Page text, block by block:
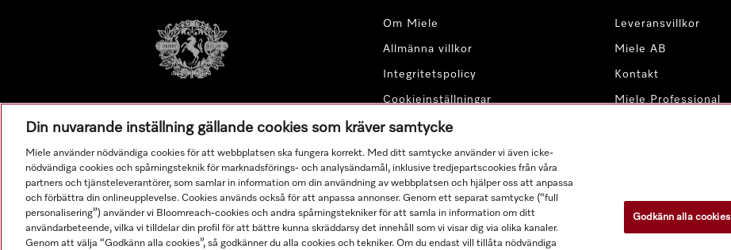
Om Miele
Allmänna villkor
Integritetspolicy
Cookieinställningar
Leveransvillkor
Miele AB
Kontakt
Miele Professional
Alla produktpriser är exklusive moms.
Din nuvarande inställning gällande cookies som kräver samtycke
Miele använder nödvändiga cookies för att webbplatsen ska fungera korrekt. Med ditt samtycke använder vi även icke-
nödvändiga cookies och spårningsteknik för marknadsförings- och analysändamål, inklusive tredjepartscookies från våra
partners och tjänsteleverantörer, som samlar in information om din användning av webbplatsen och hjälper oss att anpassa
och förbättra din onlineupplevelse. Cookies används också för att anpassa annonser. Genom ett separat samtycke (“full
personalisering”) använder vi Bloomreach-cookies och andra spårningstekniker för att samla in information om ditt
användarbeteende, vilka vi tilldelar din profil för att bättre kunna skräddarsy det innehåll som vi visar dig via olika kanaler.
Genom att välja “Godkänn alla cookies”, så godkänner du alla cookies och tekniker. Om du endast vill tillåta nödvändiga
Godkänn alla cookies